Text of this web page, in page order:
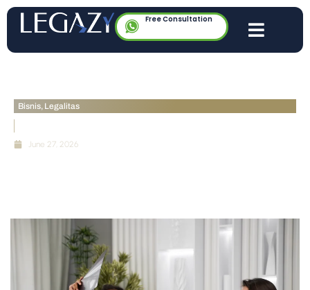
Free Consultation
Bisnis, Legalitas
June 27, 2026